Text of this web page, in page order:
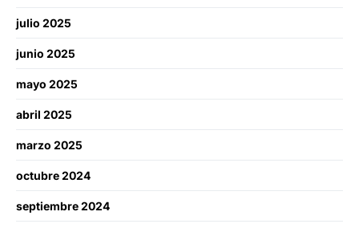
julio 2025
junio 2025
mayo 2025
abril 2025
marzo 2025
octubre 2024
septiembre 2024